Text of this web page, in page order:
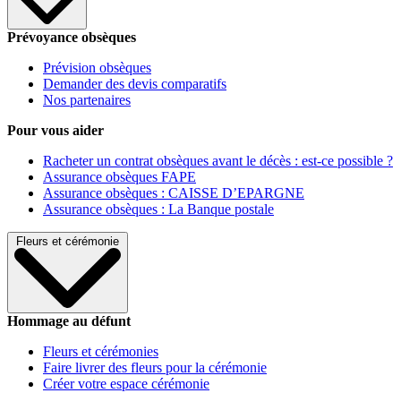
Prévoyance obsèques
Prévision obsèques
Demander des devis comparatifs
Nos partenaires
Pour vous aider
Racheter un contrat obsèques avant le décès : est-ce possible ?
Assurance obsèques FAPE
Assurance obsèques : CAISSE D’EPARGNE
Assurance obsèques : La Banque postale
Fleurs et cérémonie
Hommage au défunt
Fleurs et cérémonies
Faire livrer des fleurs pour la cérémonie
Créer votre espace cérémonie